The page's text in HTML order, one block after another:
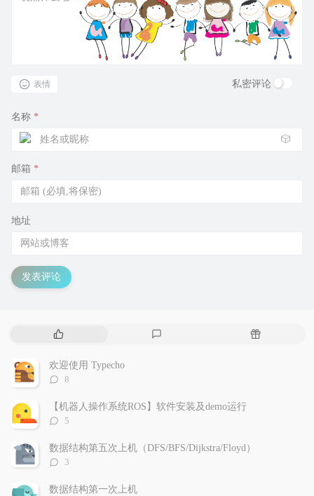
表情 私密评论
名称 *
🎲
邮箱 *
地址
发表评论
热
文
章
随
欢迎使用 Typecho
评
数：
8
【机器人操作系统ROS】软件安装及demo运行
评
数：
5
数据结构第五次上机（DFS/BFS/Dijkstra/Floyd）
评
数：
3
数据结构第一次上机